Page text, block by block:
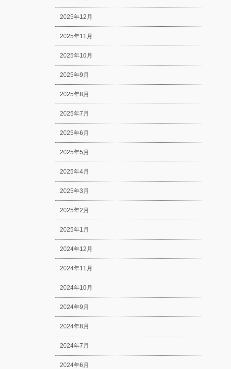
2025年12月
2025年11月
2025年10月
2025年9月
2025年8月
2025年7月
2025年6月
2025年5月
2025年4月
2025年3月
2025年2月
2025年1月
2024年12月
2024年11月
2024年10月
2024年9月
2024年8月
2024年7月
2024年6月